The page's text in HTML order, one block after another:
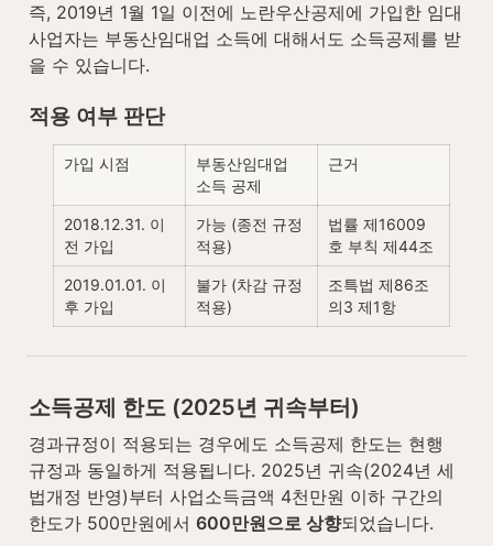
즉, 2019년 1월 1일 이전에 노란우산공제에 가입한 임대
사업자는 부동산임대업 소득에 대해서도 소득공제를 받
을 수 있습니다.
적용 여부 판단
가입 시점
부동산임대업
소득 공제
근거
2018.12.31. 이
전 가입
가능 (종전 규정
적용)
법률 제16009
호 부칙 제44조
2019.01.01. 이
후 가입
불가 (차감 규정
적용)
조특법 제86조
의3 제1항
소득공제 한도 (2025년 귀속부터)
경과규정이 적용되는 경우에도 소득공제 한도는 현행
규정과 동일하게 적용됩니다. 2025년 귀속(2024년 세
법개정 반영)부터 사업소득금액 4천만원 이하 구간의
한도가 500만원에서 600만원으로 상향되었습니다.